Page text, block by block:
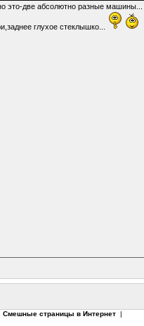
это-две абсолютно разные машины...
глухое стеклышко...
Смешные страницы в Интернет |